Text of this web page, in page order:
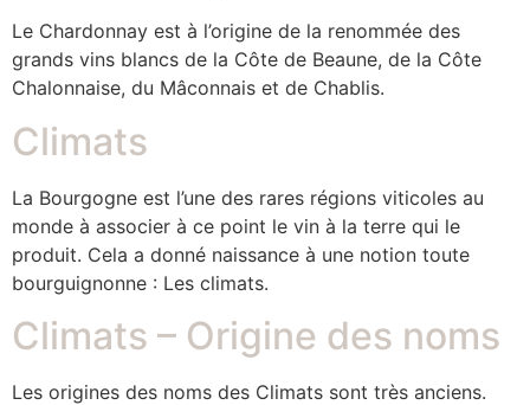
Le Chardonnay est à l’origine de la renommée des
grands vins blancs de la Côte de Beaune, de la Côte
Chalonnaise, du Mâconnais et de Chablis.
Climats
La Bourgogne est l’une des rares régions viticoles au
monde à associer à ce point le vin à la terre qui le
produit. Cela a donné naissance à une notion toute
bourguignonne : Les climats.
Climats – Origine des noms
Les origines des noms des Climats sont très anciens.